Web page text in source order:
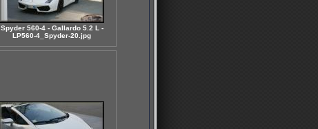
Spyder 560-4 - Gallardo 5.2 L -
LP560-4_Spyder-20.jpg